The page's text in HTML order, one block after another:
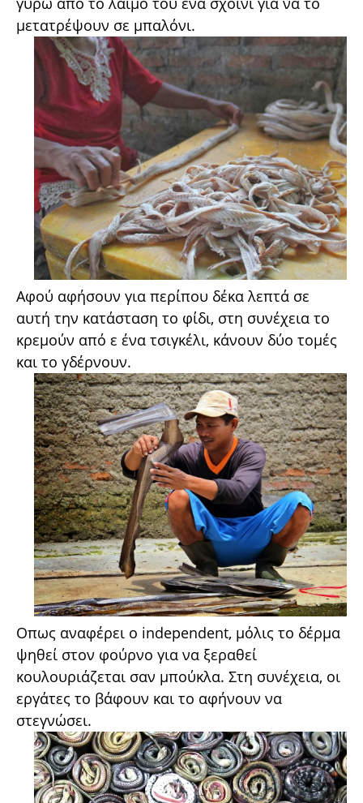
μετατρέψουν σε μπαλόνι.
Αφού αφήσουν για περίπου δέκα λεπτά σε
αυτή την κατάσταση το φίδι, στη συνέχεια το
κρεμούν από ε ένα τσιγκέλι, κάνουν δύο τομές
και το γδέρνουν.
Οπως αναφέρει ο independent, μόλις το δέρμα
ψηθεί στον φούρνο για να ξεραθεί
κουλουριάζεται σαν μπούκλα. Στη συνέχεια, οι
εργάτες το βάφουν και το αφήνουν να
στεγνώσει.